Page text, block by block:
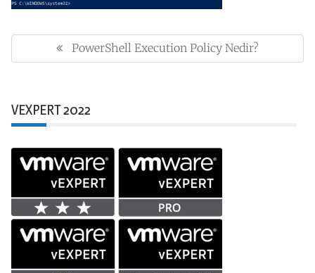
gezinmesi
Previous
Post:
PowerShell Execution Policy Nedir?
VEXPERT 2022